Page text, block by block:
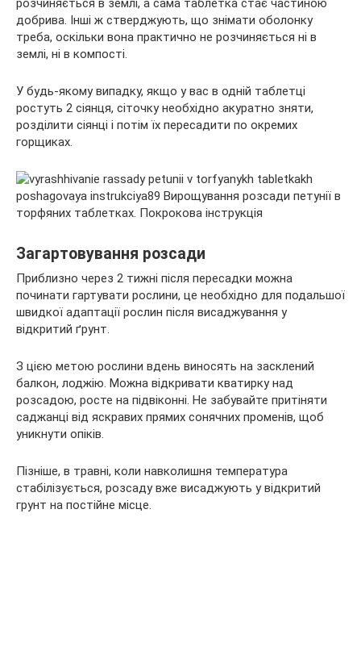
розчиняється в землі, а сама таблетка стає частиною
добрива. Інші ж стверджують, що знімати оболонку
треба, оскільки вона практично не розчиняється ні в
землі, ні в компості.
У будь-якому випадку, якщо у вас в одній таблетці
ростуть 2 сіянця, сіточку необхідно акуратно зняти,
розділити сіянці і потім їх пересадити по окремих
горщиках.
Загартовування розсади
Приблизно через 2 тижні після пересадки можна
починати гартувати рослини, це необхідно для подальшої
швидкої адаптації рослин після висаджування у
відкритий ґрунт.
З цією метою рослини вдень виносять на засклений
балкон, лоджію. Можна відкривати кватирку над
розсадою, росте на підвіконні. Не забувайте притіняти
саджанці від яскравих прямих сонячних променів, щоб
уникнути опіків.
Пізніше, в травні, коли навколишня температура
стабілізується, розсаду вже висаджують у відкритий
грунт на постійне місце.